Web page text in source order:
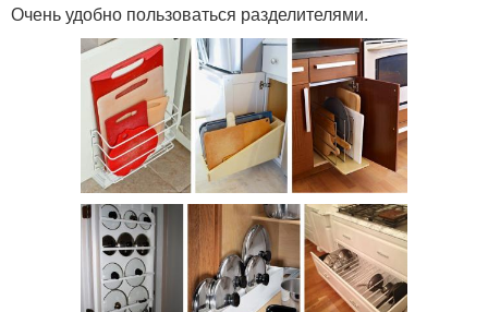
Очень удобно пользоваться разделителями.